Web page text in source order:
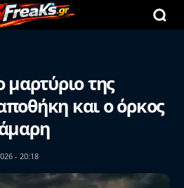
μαρτύριο της
και ο όρκος
- 20:18